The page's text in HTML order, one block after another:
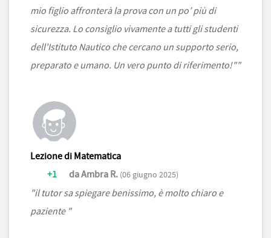
mio figlio affronterà la prova con un po’ più di
sicurezza. Lo consiglio vivamente a tutti gli studenti
dell'Istituto Nautico che cercano un supporto serio,
preparato e umano. Un vero punto di riferimento!""
Lezione di Matematica
+1
da Ambra R. (06 giugno 2025)
"il tutor sa spiegare benissimo, è molto chiaro e
paziente "